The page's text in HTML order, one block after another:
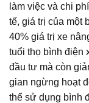
làm việc và chi
tế, giá trị của một
40% giá trị xe
tuổi thọ bình điện
đầu tư mà còn
gian ngừng hoạt
thể sử dụng bình